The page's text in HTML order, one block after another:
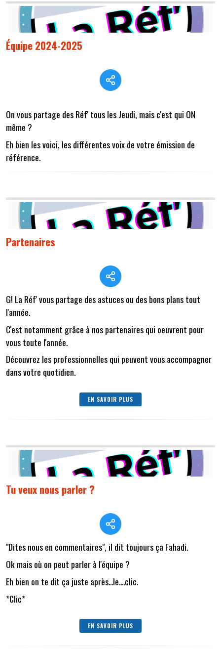
Équipe 2024-2025
On vous partage des Réf' tous les Jeudi, mais c'est qui ON
même ?
Eh bien les voici, les différentes voix de votre émission de
référence.
Partenaires
G! La Réf' vous partage des astuces ou des bons plans tout
l'année.
C'est notamment grâce à nos partenaires qui oeuvrent pour
vous toute l'année.
Découvrez les professionnelles qui peuvent vous accompagner
dans votre quotidien.
EN SAVOIR PLUS
Tu veux nous parler ?
"Dites nous en commentaires", il dit toujours ça Fahadi.
Ok mais où on peut parler à l'équipe ?
Eh bien on te dit ça juste après...le....clic.
*Clic*
EN SAVOIR PLUS